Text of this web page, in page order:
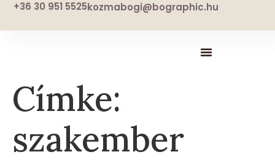
+36 30 951 5525kozmabogi@bographic.hu
Címke:
szakember